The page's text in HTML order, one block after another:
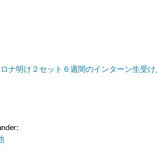
ナ明け２セット６週間のインターン生受